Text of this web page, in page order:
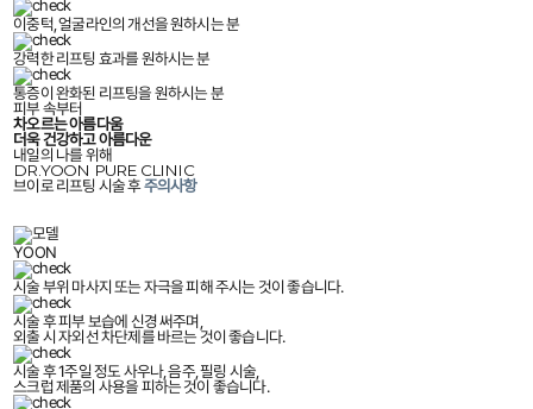
이중턱, 얼굴라인의 개선을 원하시는 분
강력한 리프팅 효과를 원하시는 분
통증이 완화된 리프팅을 원하시는 분
피부 속부터
차오르는 아름다움
더욱 건강하고 아름다운
내일의 나를 위해
DR.YOON PURE CLINIC
브이로 리프팅 시술 후주의사항
YOON
시술 부위 마사지 또는 자극을 피해 주시는 것이 좋습니다.
시술 후 피부 보습에 신경 써주며,
외출 시 자외선 차단제를 바르는 것이 좋습니다.
시술 후 1주일 정도 사우나, 음주, 필링 시술,
스크럽 제품의 사용을 피하는 것이 좋습니다.